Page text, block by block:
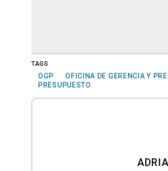
TAGS
OGP OFICINA DE GERENCIA Y
PRESUPUESTO